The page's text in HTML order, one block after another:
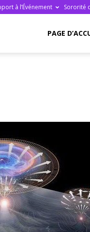
à l’Événement Sororité
PAGE